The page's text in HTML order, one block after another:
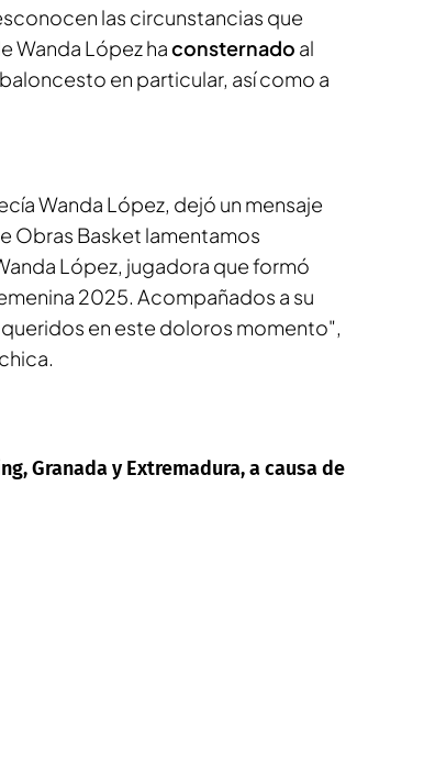
las circunstancias que
Wanda López haconsternado al
en particular, así como a
Wanda López, dejó un mensaje
Obras Basket lamentamos
López, jugadora que formó
2025. Acompañados a su
en este doloros momento",
Granada y Extremadura, a causa de